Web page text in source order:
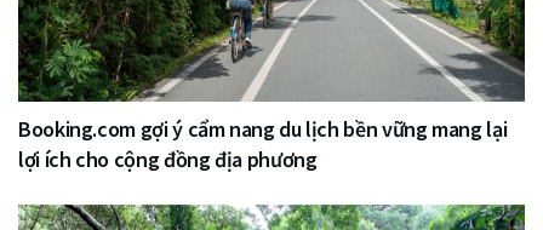
Booking.com gợi ý cẩm nang du lịch bền vững mang lại
lợi ích cho cộng đồng địa phương